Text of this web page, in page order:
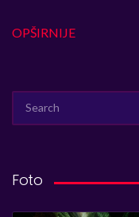
OPŠIRNIJE
FOR:
Foto